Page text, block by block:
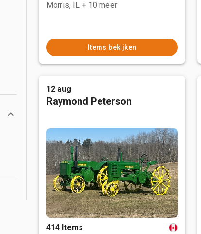
Morris, IL + 10 meer
Items bekijken
12 aug
Raymond Peterson
414 Items